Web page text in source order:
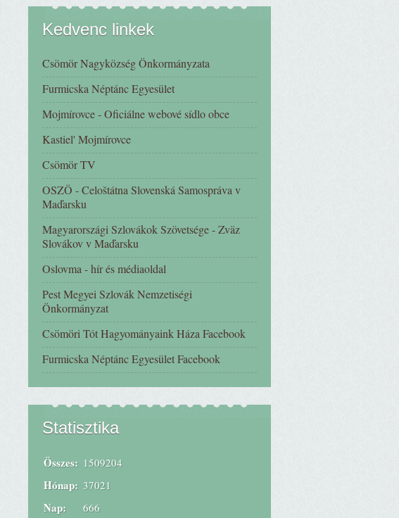
Kedvenc linkek
Csömör Nagyközség Önkormányzata
Furmicska Néptánc Egyesület
Mojmírovce - Oficiálne webové sídlo obce
Kastiel' Mojmírovce
Csömör TV
OSZÖ - Celoštátna Slovenská Samospráva v
Maďarsku
Magyarországi Szlovákok Szövetsége - Zväz
Slovákov v Maďarsku
Oslovma - hír és médiaoldal
Pest Megyei Szlovák Nemzetiségi
Önkormányzat
Csömöri Tót Hagyományaink Háza Facebook
Furmicska Néptánc Egyesület Facebook
Statisztika
Összes: 1509204
Hónap: 37021
Nap: 666